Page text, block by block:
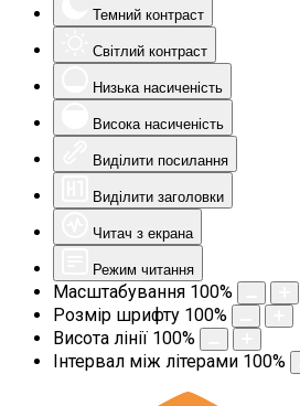
Темний контраст
Світлий контраст
Низька насиченість
Висока насиченість
Виділити посилання
Виділити заголовки
Читач з екрана
Режим читання
Масштабування 100%
Розмір шрифту 100%
Висота лінії 100%
Інтервал між літерами 100%